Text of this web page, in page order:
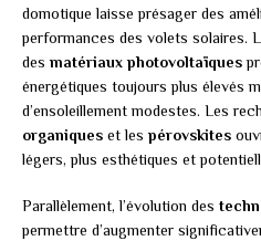
domotique laisse présager des
performances des volets solaires.
des matériaux photovoltaïques
énergétiques toujours plus élevés
d’ensoleillement modestes. Les
organiques et les pérovskites
légers, plus esthétiques et
Parallèlement, l’évolution des
permettre d’augmenter